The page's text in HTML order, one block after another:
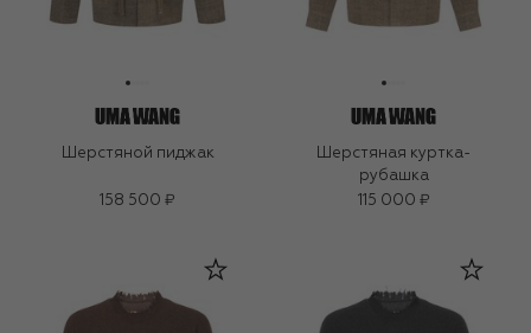
Шерстяной пиджак
158 500 ₽
Шерстяная куртка-
рубашка
115 000 ₽